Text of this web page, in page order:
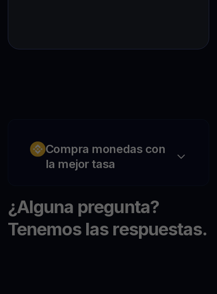
Compra monedas con
la mejor tasa
¿Alguna pregunta?
Tenemos las respuestas.